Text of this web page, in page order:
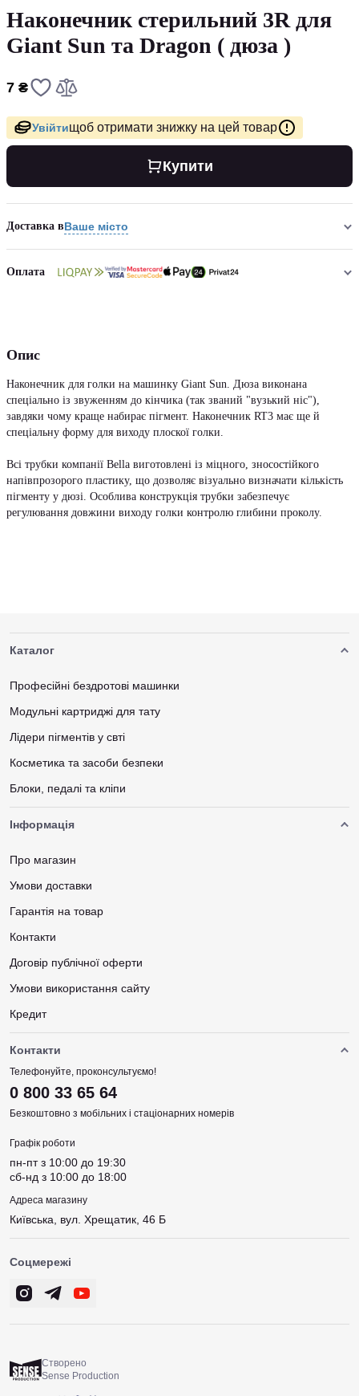
Наконечник стерильний 3R для
Giant Sun та Dragon ( дюза )
7 ₴
Увійтищоб отримати знижку на цей товар
Купити
Доставка вВаше місто
Оплата
Опис
Наконечник для голки на машинку Giant Sun. Дюза виконана
спеціально із звуженням до кінчика (так званий "вузький ніс"),
завдяки чому краще набирає пігмент. Наконечник RT3 має ще й
спеціальну форму для виходу плоскої голки.
Всі трубки компанії Bella виготовлені із міцного, зносостійкого
напівпрозорого пластику, що дозволяє візуально визначати кількість
пігменту у дюзі. Особлива конструкція трубки забезпечує
регулювання довжини виходу голки контролю глибини проколу.
Каталог
Професійні бездротові машинки
Модульні картриджі для тату
Лідери пігментів у свті
Косметика та засоби безпеки
Блоки, педалі та кліпи
Інформація
Про магазин
Умови доставки
Гарантія на товар
Контакти
Договір публічної оферти
Умови використання сайту
Кредит
Контакти
Телефонуйте, проконсультуємо!
0 800 33 65 64
Безкоштовно з мобільних і стаціонарних номерів
Графік роботи
пн-пт з 10:00 до 19:30
сб-нд з 10:00 до 18:00
Адреса магазину
Київська, вул. Хрещатик, 46 Б
Соцмережі
Створено
Sense Production